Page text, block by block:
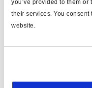
you’ve provided to them or
their services. You
website.
para n.dientes corona